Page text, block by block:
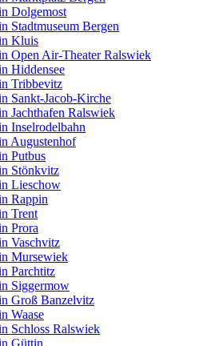
Dolgemost
Stadtmuseum Bergen
Kluis
Open Air-Theater Ralswiek
Hiddensee
Tribbevitz
Sankt-Jacob-Kirche
Jachthafen Ralswiek
Inselrodelbahn
Augustenhof
Putbus
Stönkvitz
Lieschow
Rappin
Trent
Prora
Vaschvitz
Mursewiek
Parchtitz
Siggermow
Groß Banzelvitz
Waase
Schloss Ralswiek
Güttin